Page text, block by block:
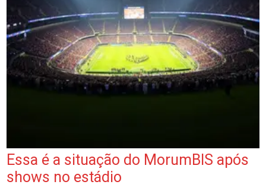
Essa é a situação do MorumBIS após
shows no estádio